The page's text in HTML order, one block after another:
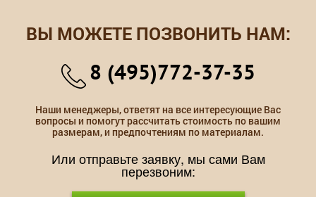
ВЫ МОЖЕТЕ ПОЗВОНИТЬ НАМ:
8 (495)772-37-35
Наши менеджеры, ответят на все интересующие Вас
вопросы и помогут рассчитать стоимость по вашим
размерам, и предпочтениям по материалам.
Или отправьте заявку, мы сами Вам
перезвоним: